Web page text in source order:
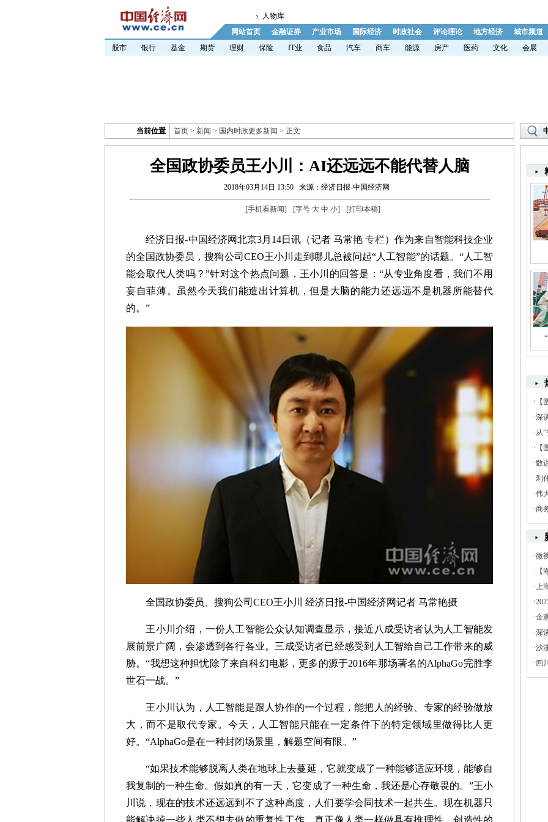
人物库
网站首页
金融证券 产业市场 国际经济 时政社会 评论理论 地方经济
城市频道
股市
银行 基金 期货 理财 保险 IT业 食品 汽车 商车 能源 房产 医药 文化 会展
当前位置 首页 > 新闻 > 国内时政更多新闻 > 正文
全国政协委员王小川：AI还远远不能代替人脑
2018年03月14日 13:50 来源：经济日报-中国经济网
[手机看新闻] [字号 大 中 小] [打印本稿]
经济日报-中国经济网北京3月14日讯（记者 马常艳专栏）作为来自智能科技企业
的全国政协委员，搜狗公司CEO王小川走到哪儿总被问起“人工智能”的话题。“人工智
能会取代人类吗？”针对这个热点问题，王小川的回答是：“从专业角度看，我们不用
妄自菲薄。虽然今天我们能造出计算机，但是大脑的能力还远远不是机器所能替代
的。”
全国政协委员、搜狗公司CEO王小川 经济日报-中国经济网记者 马常艳摄
王小川介绍，一份人工智能公众认知调查显示，接近八成受访者认为人工智能发
展前景广阔，会渗透到各行各业。三成受访者已经感受到人工智给自己工作带来的威
胁。“我想这种担忧除了来自科幻电影，更多的源于2016年那场著名的AlphaGo完胜李
世石一战。”
王小川认为，人工智能是跟人协作的一个过程，能把人的经验、专家的经验做放
大，而不是取代专家。今天，人工智能只能在一定条件下的特定领域里做得比人更
好。“AlphaGo是在一种封闭场景里，解题空间有限。”
“如果技术能够脱离人类在地球上去蔓延，它就变成了一种能够适应环境，能够自
我复制的一种生命。假如真的有一天，它变成了一种生命，我还是心存敬畏的。”王小
川说，现在的技术还远远到不了这种高度，人们要学会同技术一起共生。现在机器只
能解决掉一些人类不想去做的重复性工作，真正像人类一样做具有推理性、创造性的
·
·深
·从
·
·数
·刹
·伟
·商
·微
·
·上
·
·金
·深
·沙
· 四